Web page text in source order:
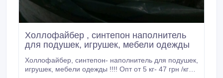
Холлофайбер , синтепон наполнитель
для подушек, игрушек, мебели одежды
Холлофайбер, синтепон- наполнитель для подушек,
игрушек, мебели одежды !!!! Опт от 5 кг- 47 грн /кг